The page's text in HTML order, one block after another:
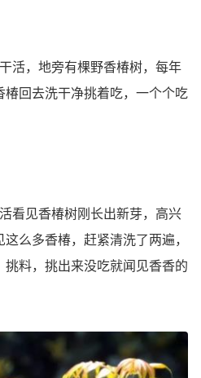
，地旁有棵野香椿树，每年
椿回去洗干净挑着吃，一个个吃
见香椿树刚长出新芽，高兴
么多香椿，赶紧清洗了两遍，
料，挑出来没吃就闻见香香的